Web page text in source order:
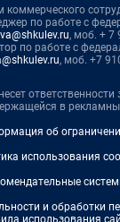
коммерческого
по работе с
, моб. + 7
по работе с
, моб. +7
ответственности
в
об
использования
и обработки
использования